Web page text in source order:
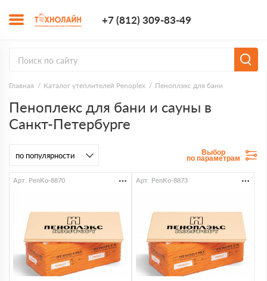
+7 (812) 309-83-49
Главная Каталог утеплителей Penoplex Пеноплэкс для бани
Пеноплекс для бани и сауны в
Санкт-Петербурге
Выбор
по параметрам
Арт. PenKo-8870 Арт. PenKo-8873